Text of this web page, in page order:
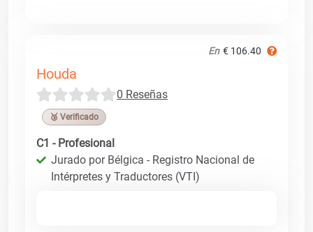
En € 106.40
Houda
0 Reseñas
🥉 Verificado
C1 - Profesional
Jurado por Bélgica - Registro Nacional de
Intérpretes y Traductores (VTI)